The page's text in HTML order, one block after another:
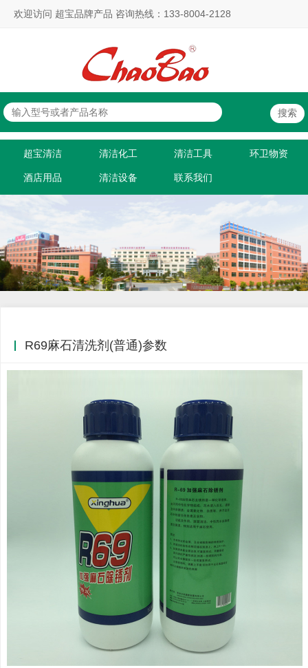
欢迎访问 超宝品牌产品 咨询热线：133-8004-2128
超宝清洁 清洁化工 清洁工具 环卫物资
酒店用品 清洁设备 联系我们
R69麻石清洗剂(普通)参数